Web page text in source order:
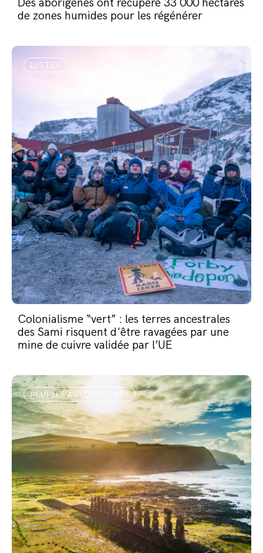
Des aborigènes ont récupéré 33 000 hectares
de zones humides pour les régénérer
LUTTES
Colonialisme “vert” : les terres ancestrales
des Sami risquent d'être ravagées par une
mine de cuivre validée par l’UE
PEUPLES AUTOCHTONES